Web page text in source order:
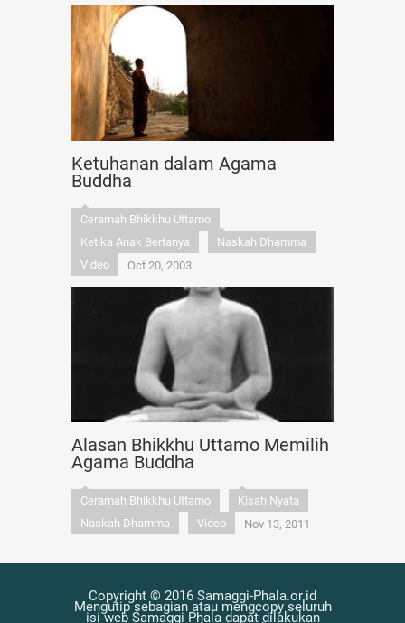
Ketuhanan dalam Agama
Buddha
Ceramah Bhikkhu Uttamo
Ketika Anak Bertanya
Naskah Dhamma
Video
Oct 20, 2003
Alasan Bhikkhu Uttamo Memilih
Agama Buddha
Ceramah Bhikkhu Uttamo
Kisah Nyata
Naskah Dhamma
Video Nov 13, 2011
Copyright © 2016 Samaggi-Phala.or.id
Mengutip sebagian atau mengcopy seluruh
isi web Samaggi Phala dapat dilakukan